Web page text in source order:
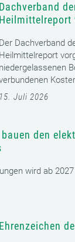
Dachverband
Heilmittelreport
Der Dachverband
Heilmittelreport
niedergelassenen
15. Juli 2026
den
wird ab
Ehrenzeichen